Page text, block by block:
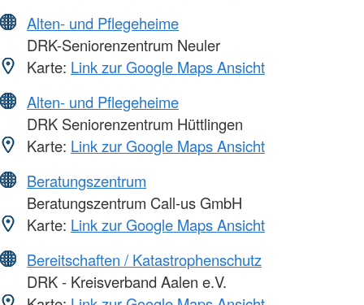
Alten- und Pflegeheime
DRK-Seniorenzentrum Neuler
Karte: Link zur Google Maps Ansicht
Alten- und Pflegeheime
DRK Seniorenzentrum Hüttlingen
Karte: Link zur Google Maps Ansicht
Beratungszentrum
Beratungszentrum Call-us GmbH
Karte: Link zur Google Maps Ansicht
Bereitschaften / Katastrophenschutz
DRK - Kreisverband Aalen e.V.